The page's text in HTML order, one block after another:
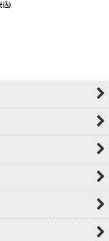
込)